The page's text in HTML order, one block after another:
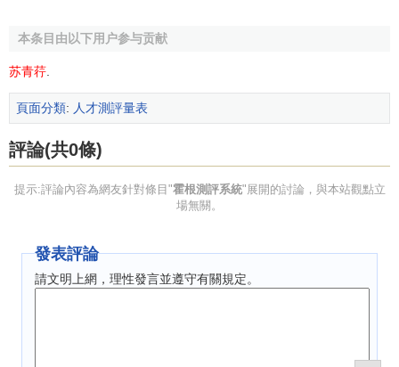
本条目由以下用户参与贡献
苏青荇
頁面分類: 人才測評量表
評論(共0條)
提示:評論內容為網友針對條目"霍根測評系統"展開的討論，與本站觀點立
場無關。
發表評論
請文明上網，理性發言並遵守有關規定。